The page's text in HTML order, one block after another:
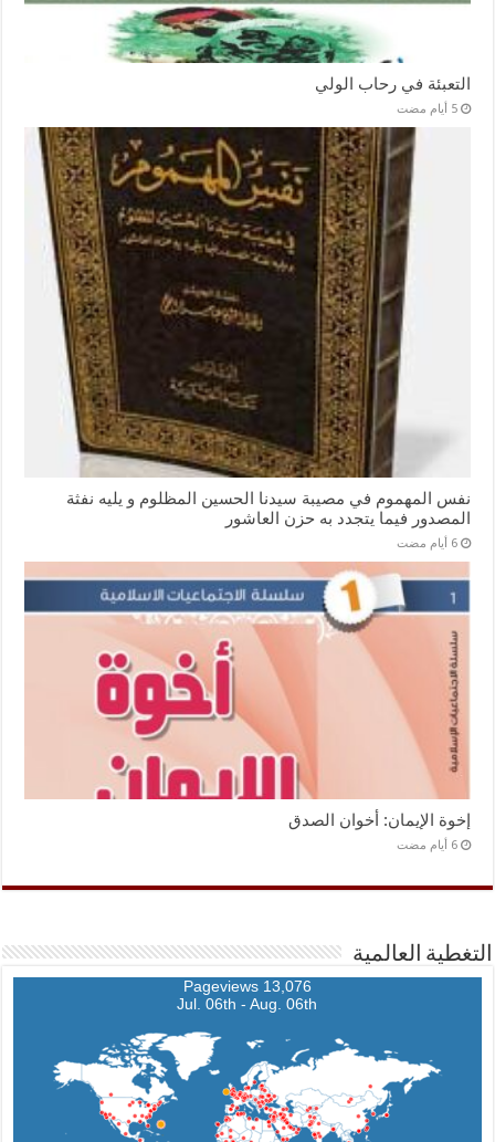
التعبئة في رحاب الولي
‏5 أيام مضت
نفس المهموم في مصيبة سيدنا الحسين المظلوم و يليه نفثة
المصدور فيما يتجدد به حزن العاشور
‏6 أيام مضت
إخوة الإيمان: أخوان الصدق
‏6 أيام مضت
التغطية العالمية
13,076 Pageviews
Jul. 06th - Aug. 06th